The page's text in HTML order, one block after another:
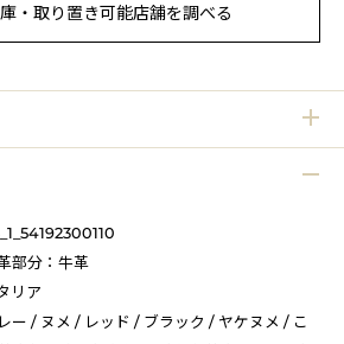
・取り置き可能店舗を調べる
部分：牛革
リア
ー / ヌメ / レッド / ブラック / ヤケヌメ / こ